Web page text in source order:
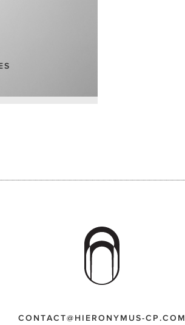
CONTACT@HIERONYMUS-CP.COM